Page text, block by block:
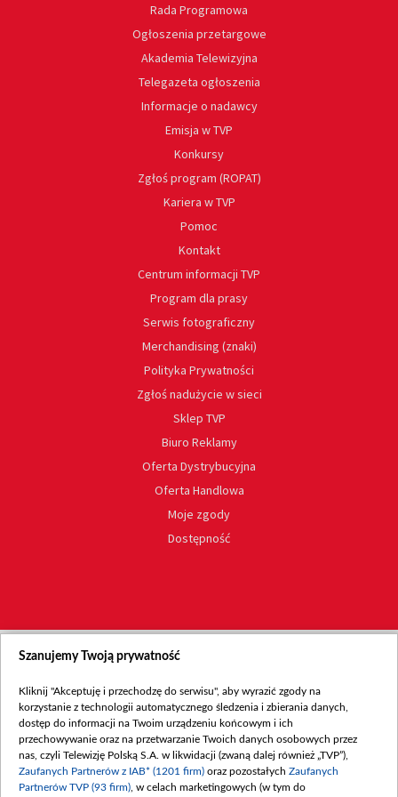
Rada Programowa
Ogłoszenia przetargowe
Akademia Telewizyjna
Telegazeta ogłoszenia
Informacje o nadawcy
Emisja w TVP
Konkursy
Zgłoś program (ROPAT)
Kariera w TVP
Pomoc
Kontakt
Centrum informacji TVP
Program dla prasy
Serwis fotograficzny
Merchandising (znaki)
Polityka Prywatności
Zgłoś nadużycie w sieci
Sklep TVP
Biuro Reklamy
Oferta Dystrybucyjna
Oferta Handlowa
Moje zgody
Dostępność
Szanujemy Twoją prywatność
Kliknij "Akceptuję i przechodzę do serwisu", aby wyrazić zgody na
korzystanie z technologii automatycznego śledzenia i zbierania danych,
dostęp do informacji na Twoim urządzeniu końcowym i ich
przechowywanie oraz na przetwarzanie Twoich danych osobowych przez
nas, czyli Telewizję Polską S.A. w likwidacji (zwaną dalej również „TVP”),
Zaufanych Partnerów z IAB* (1201 firm) oraz pozostałych Zaufanych
Partnerów TVP (93 firm) , w celach marketingowych (w tym do